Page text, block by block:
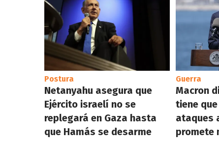
Postura
Netanyahu asegura que
Ejército israelí no se
replegará en Gaza hasta
que Hamás se desarme
Guerra
Macron
tiene
ataques
promete